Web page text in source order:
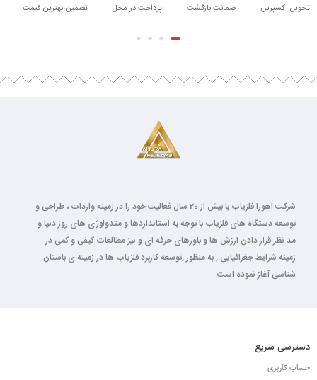
تحویل اکسپرس ضمانت بازگشت پرداخت در محل تضمین بهترین قیمت
شرکت اهورا فلزیاب با بیش از 20 سال فعالیت خود را در زمینه واردات ، طراحی و
توسعه دستگاه های فلزیاب با توجه به استانداردها و متدولوژی های روز دنیا و
مد نظر قرار دادن ارزش ها و باورهای حرفه ای و نیز مطالعات کیفی و کمی در
زمینه شرایط جغرافیایی , به منظور ,توسعه کاربرد فلزیاب ها در زمینه ی باستان
شناسی آغاز نموده است.
دسترسی سریع
حساب کاربری